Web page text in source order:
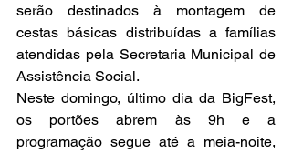
serão destinados à montagem de
cestas básicas distribuídas a famílias
atendidas pela Secretaria Municipal de
Assistência Social.
Neste domingo, último dia da BigFest,
os portões abrem às 9h e a
programação segue até a meia-noite,